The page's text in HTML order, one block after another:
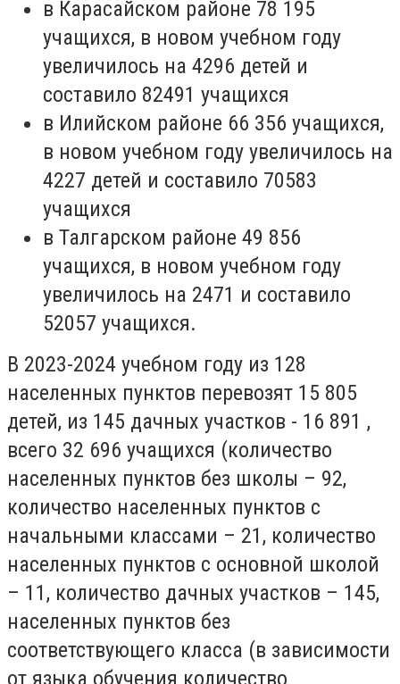
в Карасайском районе 78 195
учащихся, в новом учебном году
увеличилось на 4296 детей и
составило 82491 учащихся
в Илийском районе 66 356 учащихся,
в новом учебном году увеличилось на
4227 детей и составило 70583
учащихся
в Талгарском районе 49 856
учащихся, в новом учебном году
увеличилось на 2471 и составило
52057 учащихся.
В 2023-2024 учебном году из 128
населенных пунктов перевозят 15 805
детей, из 145 дачных участков - 16 891 ,
всего 32 696 учащихся (количество
населенных пунктов без школы – 92,
количество населенных пунктов с
начальными классами – 21, количество
населенных пунктов с основной школой
– 11, количество дачных участков – 145,
населенных пунктов без
соответствующего класса (в зависимости
от языка обучения количество